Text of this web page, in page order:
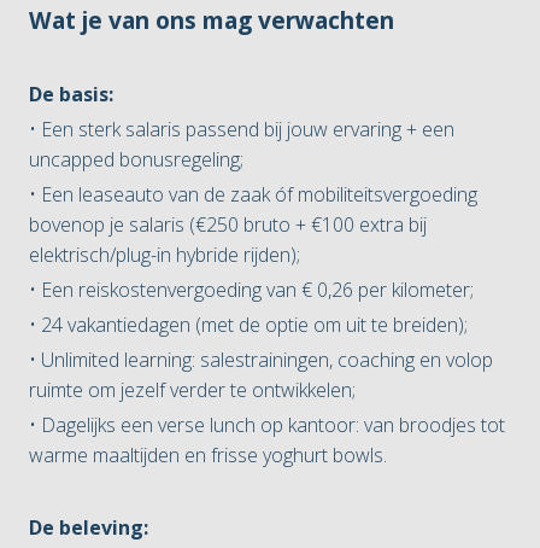
Wat je van ons mag verwachten
De basis:
• Een sterk salaris passend bij jouw ervaring + een
uncapped bonusregeling;
• Een leaseauto van de zaak óf mobiliteitsvergoeding
bovenop je salaris (€250 bruto + €100 extra bij
elektrisch/plug-in hybride rijden);
• Een reiskostenvergoeding van € 0,26 per kilometer;
• 24 vakantiedagen (met de optie om uit te breiden);
• Unlimited learning: salestrainingen, coaching en volop
ruimte om jezelf verder te ontwikkelen;
• Dagelijks een verse lunch op kantoor: van broodjes tot
warme maaltijden en frisse yoghurt bowls.
De beleving: